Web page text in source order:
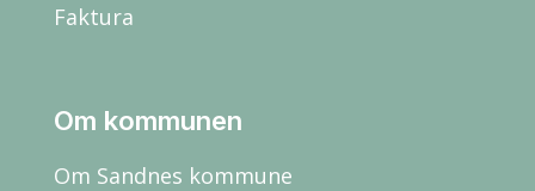
Faktura
Om kommunen
Om Sandnes kommune